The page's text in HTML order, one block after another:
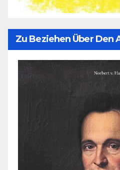
Zu Beziehen Über Den